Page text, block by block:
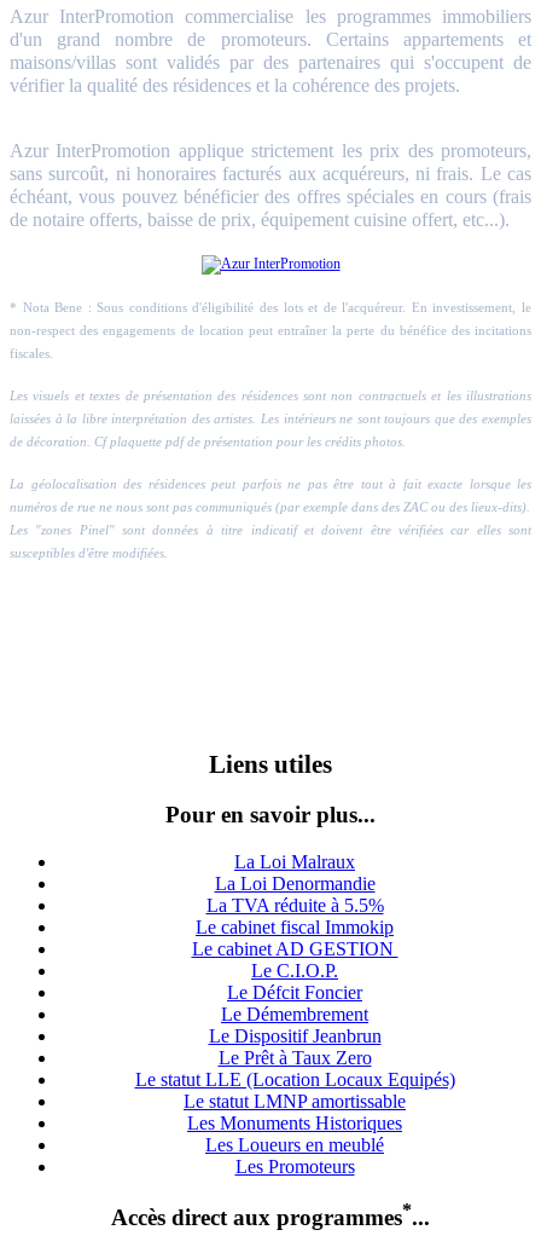
Azur InterPromotion commercialise les programmes immobiliers
d'un grand nombre de promoteurs. Certains appartements et
maisons/villas sont validés par des partenaires qui s'occupent de
vérifier la qualité des résidences et la cohérence des projets.
Azur InterPromotion applique strictement les prix des promoteurs,
sans surcoût, ni honoraires facturés aux acquéreurs, ni frais. Le cas
échéant, vous pouvez bénéficier des offres spéciales en cours (frais
de notaire offerts, baisse de prix, équipement cuisine offert, etc...).
* Nota Bene : Sous conditions d'éligibilité des lots et de l'acquéreur. En investissement, le
non-respect des engagements de location peut entraîner la perte du bénéfice des incitations
fiscales.
Les visuels et textes de présentation des résidences sont non contractuels et les illustrations
laissées à la libre interprétation des artistes. Les intérieurs ne sont toujours que des exemples
de décoration. Cf plaquette pdf de présentation pour les crédits photos.
La géolocalisation des résidences peut parfois ne pas être tout à fait exacte lorsque les
numéros de rue ne nous sont pas communiqués (par exemple dans des ZAC ou des lieux-dits).
Les "zones Pinel" sont données à titre indicatif et doivent être vérifiées car elles sont
susceptibles d'être modifiées.
Liens utiles
Pour en savoir plus...
La Loi Malraux
La Loi Denormandie
La TVA réduite à 5.5%
Le cabinet fiscal Immokip
Le cabinet AD GESTION
Le C.I.O.P.
Le Défcit Foncier
Le Démembrement
Le Dispositif Jeanbrun
Le Prêt à Taux Zero
Le statut LLE (Location Locaux Equipés)
Le statut LMNP amortissable
Les Monuments Historiques
Les Loueurs en meublé
Les Promoteurs
Accès direct aux programmes*...